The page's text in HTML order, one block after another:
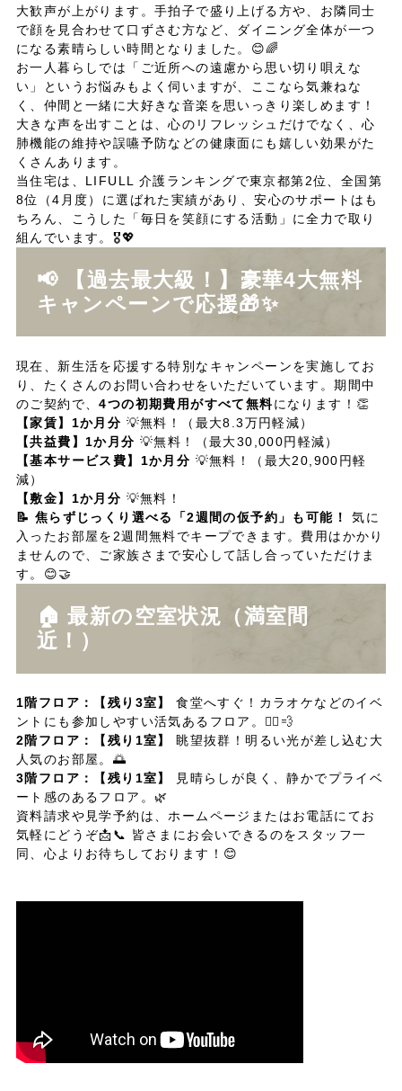
大歓声が上がります。手拍子で盛り上げる方や、お隣同士
で顔を見合わせて口ずさむ方など、ダイニング全体が一つ
になる素晴らしい時間となりました。😊🌈
お一人暮らしでは「ご近所への遠慮から思い切り唄えな
い」というお悩みもよく伺いますが、ここなら気兼ねな
く、仲間と一緒に大好きな音楽を思いっきり楽しめます！
大きな声を出すことは、心のリフレッシュだけでなく、心
肺機能の維持や誤嚥予防などの健康面にも嬉しい効果がた
くさんあります。
当住宅は、LIFULL 介護ランキングで東京都第2位、全国第
8位（4月度）に選ばれた実績があり、安心のサポートはも
ちろん、こうした「毎日を笑顔にする活動」に全力で取り
組んでいます。🎖️💖
📢 【過去最大級！】豪華4大無料
キャンペーンで応援🎁✨
現在、新生活を応援する特別なキャンペーンを実施してお
り、たくさんのお問い合わせをいただいています。期間中
のご契約で、4つの初期費用がすべて無料になります！👏
【家賃】1か月分 💡無料！（最大8.3万円軽減）
【共益費】1か月分 💡無料！（最大30,000円軽減）
【基本サービス費】1か月分 💡無料！（最大20,900円軽
減）
【敷金】1か月分 💡無料！
📝 焦らずじっくり選べる「2週間の仮予約」も可能！
気に
入ったお部屋を2週間無料でキープできます。費用はかかり
ませんので、ご家族さまで安心して話し合っていただけま
す。😊🤝
🏠 最新の空室状況（満室間
近！）
1階フロア：【残り3室】
食堂へすぐ！カラオケなどのイベ
ントにも参加しやすい活気あるフロア。🚶‍♂️💨
2階フロア：【残り1室】
眺望抜群！明るい光が差し込む大
人気のお部屋。🌅
3階フロア：【残り1室】
見晴らしが良く、静かでプライベ
ート感のあるフロア。🌿
資料請求や見学予約は、ホームページまたはお電話にてお
気軽にどうぞ📩📞 皆さまにお会いできるのをスタッフ一
同、心よりお待ちしております！😊